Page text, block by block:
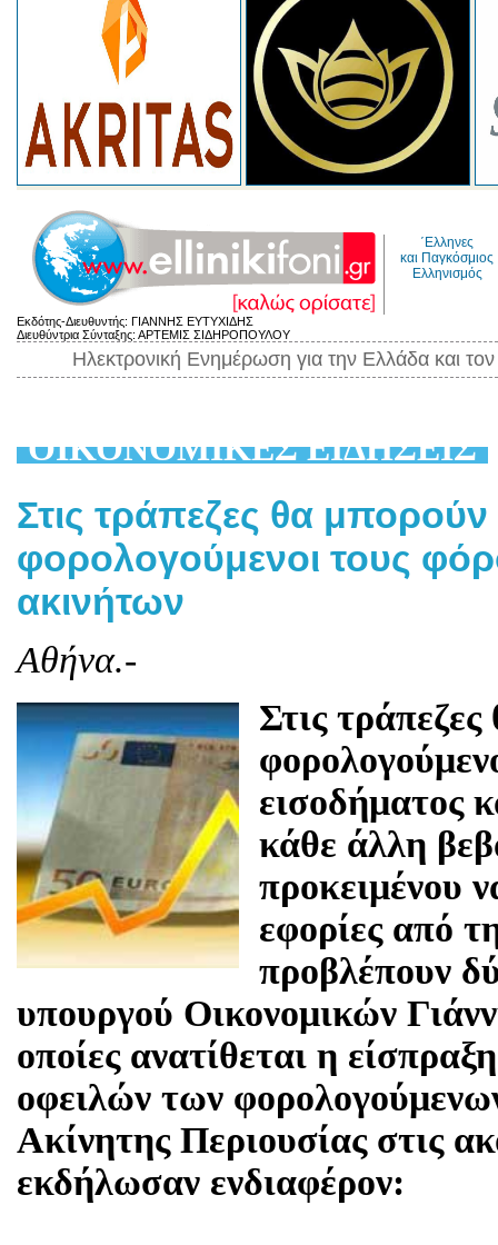
΄Ελληνες
και Παγκόσμιος
Ελληνισμός
Εκδότης-Διευθυντής: ΓΙΑΝΝΗΣ ΕΥΤΥΧΙΔΗΣ
Διευθύντρια Σύνταξης: ΑΡΤΕΜΙΣ ΣΙΔΗΡΟΠΟΥΛΟΥ
Ηλεκτρονική Ενημέρωση για την Ελλάδα και
ΟΙΚΟΝΟΜΙΚΕΣ ΕΙΔΗΣΕΙΣ
Στις τράπεζες θα
φορολογούμενοι τους
ακινήτων
Αθήνα.-
Στις
εισοδήματος
κάθε άλλη
προκειμένου
εφορίες από
προβλέπουν
υπουργού Οικονομικών
οποίες ανατίθεται η
οφειλών των
Ακίνητης Περιουσίας στις
εκδήλωσαν ενδιαφέρον: